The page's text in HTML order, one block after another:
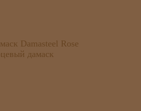
Damasteel Rose
дамаск